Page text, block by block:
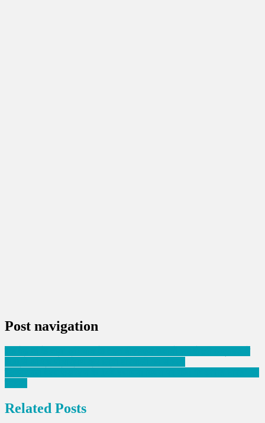
Post navigation
Related Posts